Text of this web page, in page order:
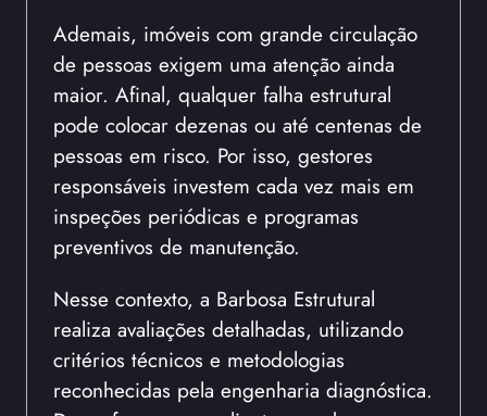
Ademais, imóveis com grande circulação
de pessoas exigem uma atenção ainda
maior. Afinal, qualquer falha estrutural
pode colocar dezenas ou até centenas de
pessoas em risco. Por isso, gestores
responsáveis investem cada vez mais em
inspeções periódicas e programas
preventivos de manutenção.
Nesse contexto, a Barbosa Estrutural
realiza avaliações detalhadas, utilizando
critérios técnicos e metodologias
reconhecidas pela engenharia diagnóstica.